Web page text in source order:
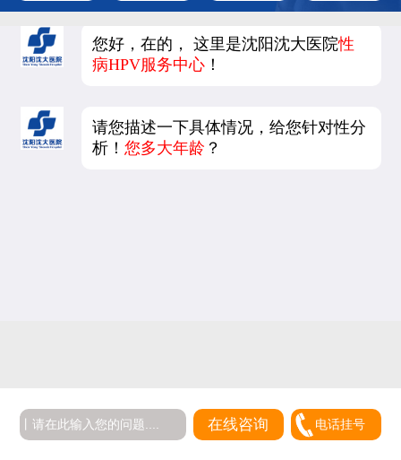
您好，在的， 这里是沈阳沈大医院性
病HPV服务中心 ！
请您描述一下具体情况，给您针对性分
析！您多大年龄 ？
在线咨询 电话挂号